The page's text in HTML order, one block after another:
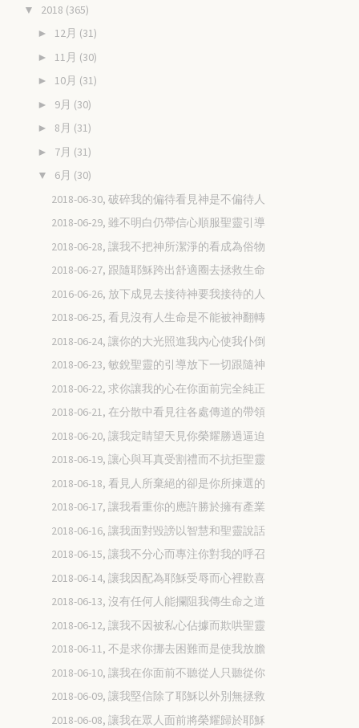
▼ 2018 (365)
► 12月 (31)
► 11月 (30)
► 10月 (31)
► 9月 (30)
► 8月 (31)
► 7月 (31)
▼ 6月 (30)
2018-06-30, 破碎我的偏待看見神是不偏待人
2018-06-29, 雖不明白仍帶信心順服聖靈引導
2018-06-28, 讓我不把神所潔淨的看成為俗物
2018-06-27, 跟隨耶穌跨出舒適圈去拯救生命
2016-06-26, 放下成見去接待神要我接待的人
2018-06-25, 看見沒有人生命是不能被神翻轉
2018-06-24, 讓你的大光照進我內心使我仆倒
2018-06-23, 敏銳聖靈的引導放下一切跟隨神
2018-06-22, 求你讓我的心在你面前完全純正
2018-06-21, 在分散中看見往各處傳道的帶領
2018-06-20, 讓我定睛望天見你榮耀勝過逼迫
2018-06-19, 讓心與耳真受割禮而不抗拒聖靈
2018-06-18, 看見人所棄絕的卻是你所揀選的
2018-06-17, 讓我看重你的應許勝於擁有產業
2018-06-16, 讓我面對毀謗以智慧和聖靈說話
2018-06-15, 讓我不分心而專注你對我的呼召
2018-06-14, 讓我因配為耶穌受辱而心裡歡喜
2018-06-13, 沒有任何人能攔阻我傳生命之道
2018-06-12, 讓我不因被私心佔據而欺哄聖靈
2018-06-11, 不是求你挪去困難而是使我放膽
2018-06-10, 讓我在你面前不聽從人只聽從你
2018-06-09, 讓我堅信除了耶穌以外別無拯救
2018-06-08, 讓我在眾人面前將榮耀歸於耶穌